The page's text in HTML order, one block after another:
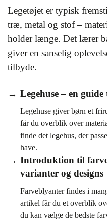
Legetøjet er typisk
træ, metal og stof –
holder længe. Det lærer
giver en sanselig
tilbyde.
Legehuse – en
Legehuse giver børn et
får du overblik over
finde det legehus, der
have.
Introduktion til
varianter og designs
Farveblyanter findes i
artikel får du et overblik
du kan vælge de bedste